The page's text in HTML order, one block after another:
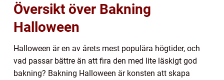
Översikt över Bakning
Halloween
Halloween är en av årets mest populära högtider, och
vad passar bättre än att fira den med lite läskigt god
bakning? Bakning Halloween är konsten att skapa